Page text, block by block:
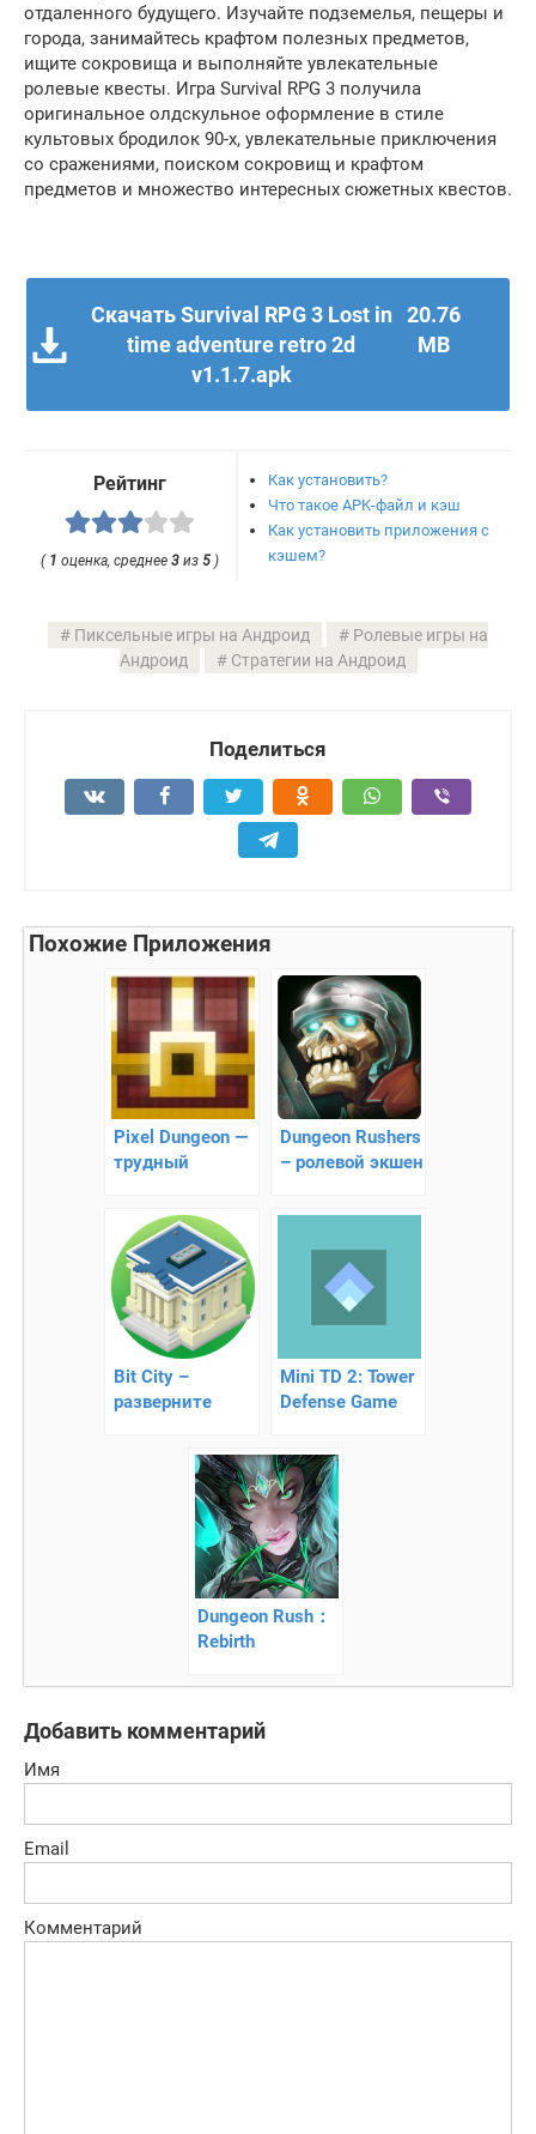
отдаленного будущего. Изучайте подземелья, пещеры и
города, занимайтесь крафтом полезных предметов,
ищите сокровища и выполняйте увлекательные
ролевые квесты. Игра Survival RPG 3 получила
оригинальное олдскульное оформление в стиле
культовых бродилок 90-х, увлекательные приключения
со сражениями, поиском сокровищ и крафтом
предметов и множество интересных сюжетных квестов.
Скачать Survival RPG 3 Lost in
time adventure retro 2d
v1.1.7.apk
20.76
MB
Рейтинг
( 1 оценка, среднее3 из5 )
Как установить?
Что такое APK-файл и кэш
Как установить приложения с
кэшем?
Пиксельные игры на Андроид
Ролевые игры на
Андроид
Стратегии на Андроид
Поделиться
Похожие Приложения
Pixel Dungeon —
трудный
Dungeon Rushers
– ролевой экшен
Bit City –
разверните
Mini TD 2: Tower
Defense Game
Dungeon Rush：
Rebirth
Добавить комментарий
Имя
Email
Комментарий